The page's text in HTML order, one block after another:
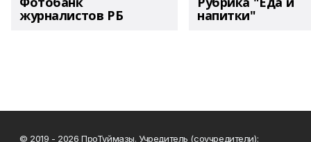
журналистов РБ напитки"
© 2019 - 2026 ПроТуймазы. Учредитель (соучредители):